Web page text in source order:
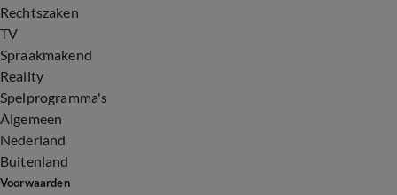
Rechtszaken
TV
Spraakmakend
Reality
Spelprogramma's
Algemeen
Nederland
Buitenland
Voorwaarden